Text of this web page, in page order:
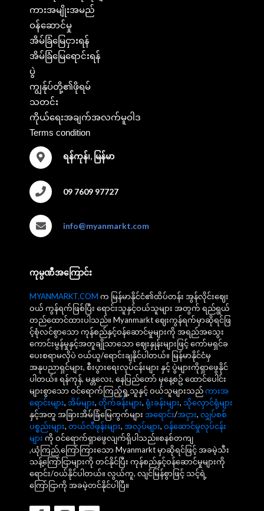
ကားအမျိုးအမည်
ဝန်ဆောင်မှု
အိမ်ခြံမြေငှားရန်
အိမ်ခြံမြေရောင်းရန်
ပွဲ
ကျွန်ုပ်တို့၏ဖိုရမ်
သတင်း
ကိုယ်ရေးအချက်အလက်မူဝါဒ
Terms condition
ရန်ကုန်၊, မြန်မာ
09 7609 97727
info@myanmarkt.com
ကုမ္ပဏီအကြောင်း
MYANMARKT.COM က မြန်မာနိုင်ငံ၏ထိပ်တန်း အွန်လိုင်းဈေး
ဝယ် ကွန်ရက်ဖြစ်ပြီး ရောင်းသူနှင့်ဝယ်သူများ အတွက် ရည်ရွယ်
တည်ထောင်ထားပါသည်။ Myanmarkt ဈေးကွန်ရက်မှာဆိုရင်ဖြ
င့်စုံလင်စွာသော ကုန်စည်နှင့်ဝန်ဆောင်မှုများကို အရည်အသွေး
ကောင်းမွန်မှုနှင့်အတူချိုသာသော ဈေးနှုန်းများဖြင့် ကော်မရှင်ခ
ပေးစရာမလိုပဲ ဝယ်ယူ/ရောင်းချနိုင်ပါတယ်။ မြန်မာနိုင်ငံမှ
အနုပညာရှင်များ, စီးပွားရေးလုပ်ငန်းများ နှင့် ပွဲများကိုရှာဖွေနိုင်
ပါတယ်။ ရန်ကုန်, မန္တလေး, နေပြည်တော် မှနေ့စဥ် ထောင်ပေါင်း
များစွာသော ဝင်ရောက်ကြည့်ရှု့သူနှင့် ဝယ်သူများသည်ကားအ
ရောင်းများ, အိမ်များ, တိုက်ခန်းများ, ရုံးခန်းများ, သိုလှောင်ရုံများ
နှင့်အတူ အခြားအိမ်ခြံမြေကွက်များ အရောင်း/အငှား, လျှပ်စစ်
ပစ္စည်းများ, တယ်လီဖုန်းများ, အလုပ်များ, ဝန်ဆောင်မှုလုပ်ငန်း
များ ကို ဝင်ရောက်ရှာဖွေလျက်ရှိပါသည်။စနစ်တကျ
,ယုံကြည်,ကြော်ကြားသော Myanmarkt မှာဆိုရင်ဖြင့် အခမဲ့သီး
သန့်ကြော်ငြာများကို တင်နိုင်ပြီး ကုန်စည်နှင့်ဝန်ဆောင်မှုများကို
ရောင်း/ဝယ်နိုင်ပါတယ်။ လွယ်ကူ, လျင်မြန်စွာဖြင့် သင့်ရဲ့
ကြော်ငြာကို အခမဲ့တင်နိုင်ပါပြီ။